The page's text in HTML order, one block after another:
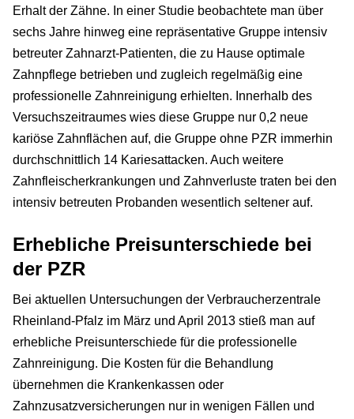
Erhalt der Zähne. In einer Studie beobachtete man über
sechs Jahre hinweg eine repräsentative Gruppe intensiv
betreuter Zahnarzt-Patienten, die zu Hause optimale
Zahnpflege betrieben und zugleich regelmäßig eine
professionelle Zahnreinigung erhielten. Innerhalb des
Versuchszeitraumes wies diese Gruppe nur 0,2 neue
kariöse Zahnflächen auf, die Gruppe ohne PZR immerhin
durchschnittlich 14 Kariesattacken. Auch weitere
Zahnfleischerkrankungen und Zahnverluste traten bei den
intensiv betreuten Probanden wesentlich seltener auf.
Erhebliche Preisunterschiede bei
der PZR
Bei aktuellen Untersuchungen der Verbraucherzentrale
Rheinland-Pfalz im März und April 2013 stieß man auf
erhebliche Preisunterschiede für die professionelle
Zahnreinigung. Die Kosten für die Behandlung
übernehmen die Krankenkassen oder
Zahnzusatzversicherungen nur in wenigen Fällen und